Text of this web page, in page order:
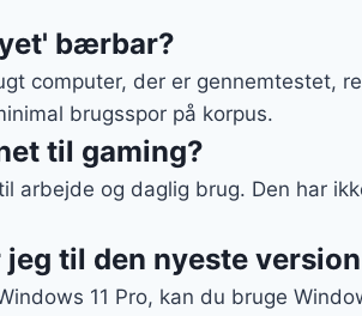
bærbar?
computer, der er gennemtestet,
brugsspor på korpus.
til gaming?
arbejde og daglig brug. Den har
til den nyeste
11 Pro, kan du bruge